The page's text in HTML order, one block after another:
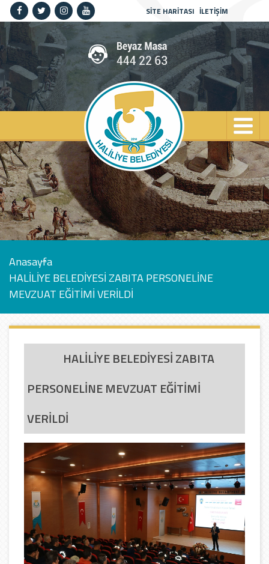
SİTE HARİTASI İLETİŞİM
Anasayfa
HALİLİYE BELEDİYESİ ZABITA PERSONELİNE
MEVZUAT EĞİTİMİ VERİLDİ
HALİLİYE BELEDİYESİ ZABITA
PERSONELİNE MEVZUAT EĞİTİMİ
VERİLDİ
Anasayfa
Kurumsal
Haliliye
Spor
Kültür
Sanat
Güncel
İletişim